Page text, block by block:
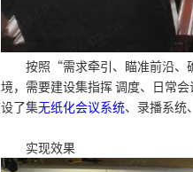
按照“需求牵引、瞄准前沿、
境，需要建设集指挥 调度、日常会
设了集无纸化会议系统、录播系统
实现效果